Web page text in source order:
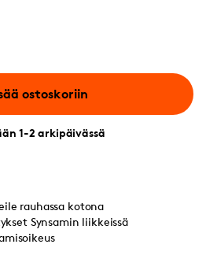
ostoskoriin
1-2 arkipäivässä
rauhassa kotona
Synsamin liikkeissä